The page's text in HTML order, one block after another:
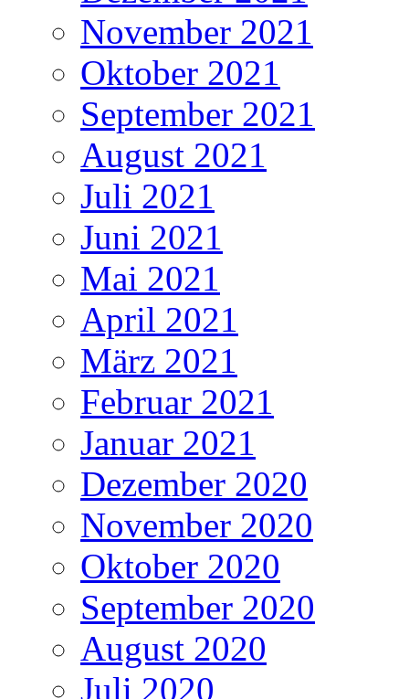
November 2021
Oktober 2021
September 2021
August 2021
Juli 2021
Juni 2021
Mai 2021
April 2021
März 2021
Februar 2021
Januar 2021
Dezember 2020
November 2020
Oktober 2020
September 2020
August 2020
Juli 2020